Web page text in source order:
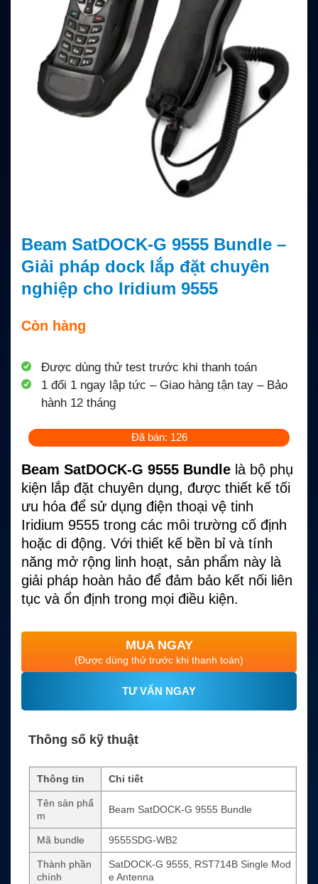
Beam SatDOCK-G 9555 Bundle –
Giải pháp dock lắp đặt chuyên
nghiệp cho Iridium 9555
Còn hàng
Được dùng thử test trước khi thanh toán
1 đổi 1 ngay lập tức – Giao hàng tận tay – Bảo
hành 12 tháng
Đã bán: 126
Beam SatDOCK-G 9555 Bundle là bộ phụ
kiện lắp đặt chuyên dụng, được thiết kế tối
ưu hóa để sử dụng điện thoại vệ tinh
Iridium 9555 trong các môi trường cố định
hoặc di động. Với thiết kế bền bỉ và tính
năng mở rộng linh hoạt, sản phẩm này là
giải pháp hoàn hảo để đảm bảo kết nối liên
tục và ổn định trong mọi điều kiện.
MUA NGAY
(Được dùng thử trước khi thanh toán)
TƯ VẤN NGAY
Thông số kỹ thuật
Thông tin Chi tiết
Tên sản phẩ
m
Beam SatDOCK-G 9555 Bundle
Mã bundle 9555SDG-WB2
Thành phần
chính
SatDOCK-G 9555, RST714B Single Mod
e Antenna